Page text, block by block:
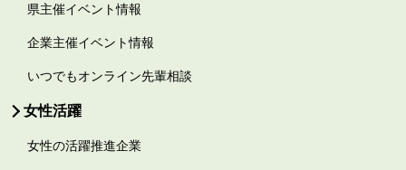
県主催イベント情報
企業主催イベント情報
いつでもオンライン先輩相談
女性活躍
女性の活躍推進企業